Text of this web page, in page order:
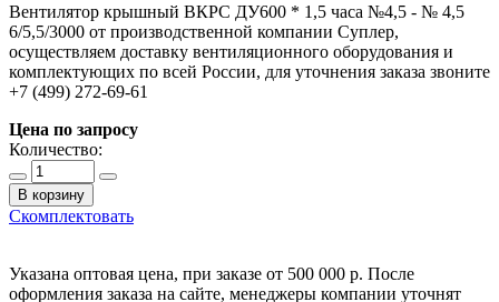
Вентилятор крышный ВКРС ДУ600 * 1,5 часа №4,5 - № 4,5
6/5,5/3000 от производственной компании Суплер,
осуществляем доставку вентиляционного оборудования и
комплектующих по всей России, для уточнения заказа звоните
+7 (499) 272-69-61
Цена по запросу
Количество:
В корзину
Скомплектовать
Указана оптовая цена, при заказе от 500 000 р. После
оформления заказа на сайте, менеджеры компании уточнят